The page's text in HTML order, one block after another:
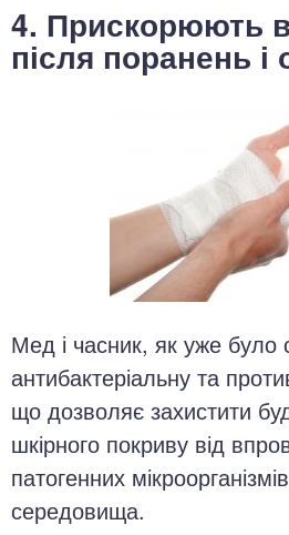
4. Прискорюють
після поранень і
Мед і часник, як уже було
антибактеріальну та
що дозволяє захистити
шкірного покриву від
патогенних
середовища.